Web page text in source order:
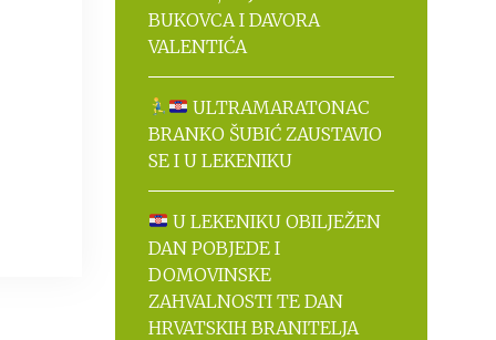
BUKOVCA I DAVORA
VALENTIĆA
ULTRAMARATONAC
BRANKO ŠUBIĆ ZAUSTAVIO
SE I U LEKENIKU
U LEKENIKU OBILJEŽEN
DAN POBJEDE I
DOMOVINSKE
ZAHVALNOSTI TE DAN
HRVATSKIH BRANITELJA